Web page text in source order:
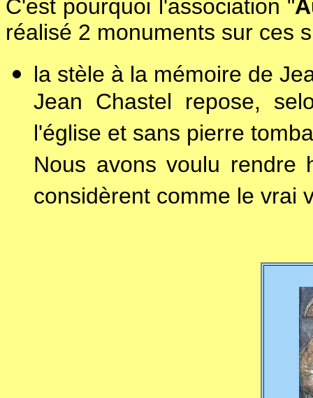
C'est pourquoi l'association "
réalisé 2 monuments sur ces
la stèle à la mémoire de
Jean Chastel repose,
l'église et sans pierre
Nous avons voulu rendre
considèrent comme le vrai